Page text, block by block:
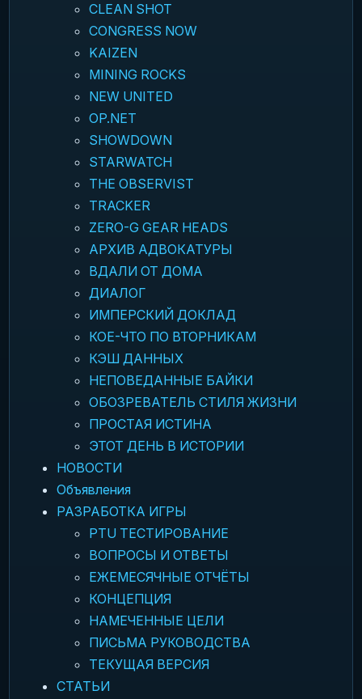
CLEAN SHOT
CONGRESS NOW
KAIZEN
MINING ROCKS
NEW UNITED
OP.NET
SHOWDOWN
STARWATCH
THE OBSERVIST
TRACKER
ZERO-G GEAR HEADS
АРХИВ АДВОКАТУРЫ
ВДАЛИ ОТ ДОМА
ДИАЛОГ
ИМПЕРСКИЙ ДОКЛАД
КОЕ-ЧТО ПО ВТОРНИКАМ
КЭШ ДАННЫХ
НЕПОВЕДАННЫЕ БАЙКИ
ОБОЗРЕВАТЕЛЬ СТИЛЯ ЖИЗНИ
ПРОСТАЯ ИСТИНА
ЭТОТ ДЕНЬ В ИСТОРИИ
НОВОСТИ
Объявления
РАЗРАБОТКА ИГРЫ
PTU ТЕСТИРОВАНИЕ
ВОПРОСЫ И ОТВЕТЫ
ЕЖЕМЕСЯЧНЫЕ ОТЧЁТЫ
КОНЦЕПЦИЯ
НАМЕЧЕННЫЕ ЦЕЛИ
ПИСЬМА РУКОВОДСТВА
ТЕКУЩАЯ ВЕРСИЯ
СТАТЬИ